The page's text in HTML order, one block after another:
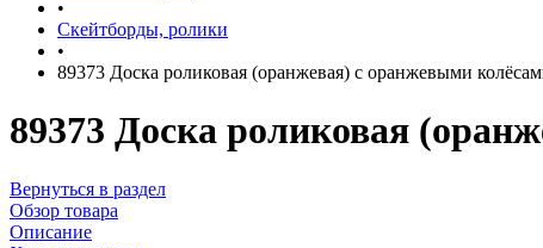
•
Скейтборды, ролики
•
89373 Доска роликовая (оранжевая) с оранжевыми
89373 Доска роликовая
Вернуться в раздел
Обзор товара
Описание